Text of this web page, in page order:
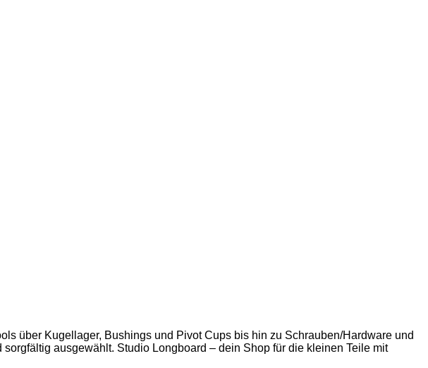
über Kugellager, Bushings und Pivot Cups bis hin zu Schrauben/Hardware und
ausgewählt. Studio Longboard – dein Shop für die kleinen Teile mit